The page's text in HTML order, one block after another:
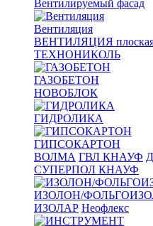
Вентилируемый фасад
Вентиляция
ВЕНТИЛЯЦИЯ плоская
ТЕХНОНИКОЛЬ
ГАЗОБЕТОН
НОВОБЛОК
ГИДРОЛИКА
ГИПСОКАРТОН
ВОЛМА ГВЛ КНАУФ
СУПЕРПОЛ КНАУФ
ИЗОЛОН/
ИЗОЛАР Неофлекс